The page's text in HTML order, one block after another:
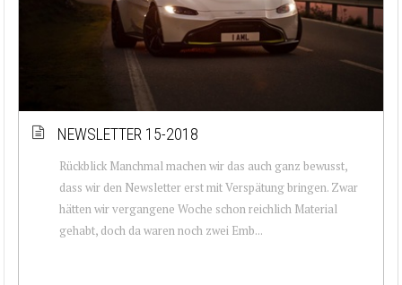
NEWSLETTER 15-2018
Rückblick Manchmal machen wir das auch ganz bewusst,
dass wir den Newsletter erst mit Verspätung bringen. Zwar
hätten wir vergangene Woche schon reichlich Material
gehabt, doch da waren noch zwei Emb...